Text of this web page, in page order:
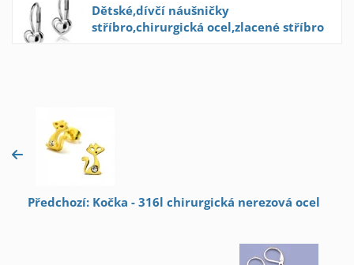
Dětské,dívčí náušničky
stříbro,chirurgická ocel,zlacené stříbro
Předchozí: Kočka - 316l chirurgická nerezová ocel